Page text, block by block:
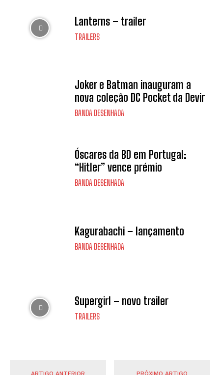
Lanterns – trailer
TRAILERS
Joker e Batman inauguram a
nova coleção DC Pocket da Devir
BANDA DESENHADA
Óscares da BD em Portugal:
“Hitler” vence prémio
BANDA DESENHADA
Kagurabachi – lançamento
BANDA DESENHADA
Supergirl – novo trailer
TRAILERS